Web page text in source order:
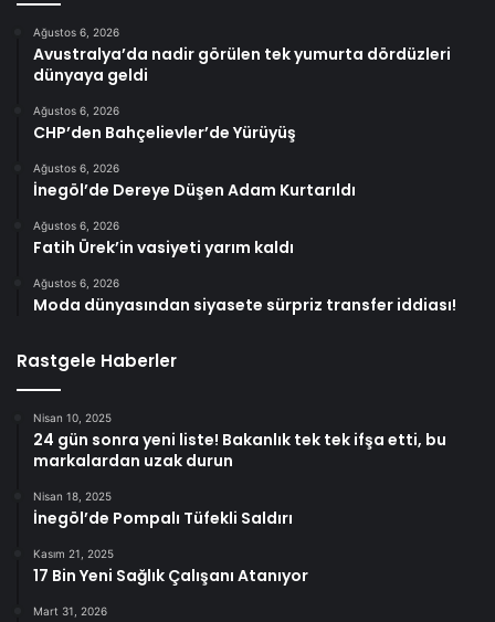
Ağustos 6, 2026
Avustralya’da nadir görülen tek yumurta dördüzleri
dünyaya geldi
Ağustos 6, 2026
CHP’den Bahçelievler’de Yürüyüş
Ağustos 6, 2026
İnegöl’de Dereye Düşen Adam Kurtarıldı
Ağustos 6, 2026
Fatih Ürek’in vasiyeti yarım kaldı
Ağustos 6, 2026
Moda dünyasından siyasete sürpriz transfer iddiası!
Rastgele Haberler
Nisan 10, 2025
24 gün sonra yeni liste! Bakanlık tek tek ifşa etti, bu
markalardan uzak durun
Nisan 18, 2025
İnegöl’de Pompalı Tüfekli Saldırı
Kasım 21, 2025
17 Bin Yeni Sağlık Çalışanı Atanıyor
Mart 31, 2026